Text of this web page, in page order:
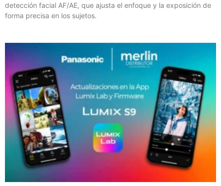
detección facial AF/AE, que ajusta el enfoque y la exposición de
forma precisa en los sujetos.